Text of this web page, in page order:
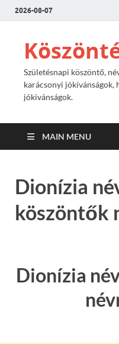
2026-08-07
Születésnapi köszöntő,
karácsonyi jókívánságok,
jókivánságok.
MAIN MENU
Dionízia
köszöntők
Dionízia